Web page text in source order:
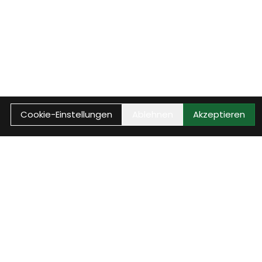
Cookie-Einstellungen Akzeptieren